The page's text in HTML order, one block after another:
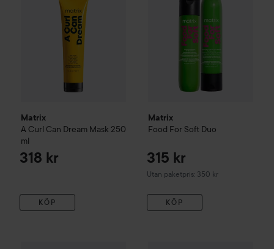
Matrix
A Curl Can Dream Mask 250
ml
318 kr
KÖP
Matrix
Food For Soft Duo
315 kr
Utan paketpris: 350 kr
KÖP